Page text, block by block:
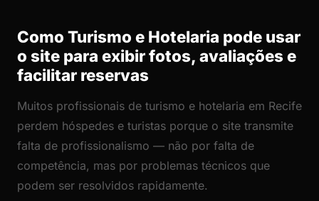
Como Turismo e Hotelaria pode usar
o site para exibir fotos, avaliações e
facilitar reservas
Muitos profissionais de turismo e hotelaria em Recife
perdem hóspedes e turistas porque o site transmite
falta de profissionalismo — não por falta de
competência, mas por problemas técnicos que
podem ser resolvidos rapidamente.